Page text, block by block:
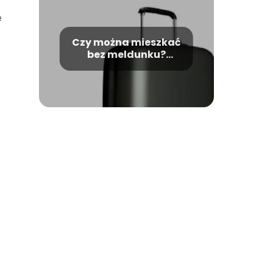
Czy można mieszkać
bez meldunku?
Odpowiedź i porady.